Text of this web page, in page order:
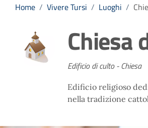
Home / Vivere Tursi / Luoghi /
Chiesa
Edificio di culto - Chiesa
Edificio religioso
nella tradizione